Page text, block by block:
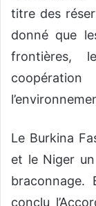
titre des
donné que
frontières,
Le Burkina
et le Niger
conclu